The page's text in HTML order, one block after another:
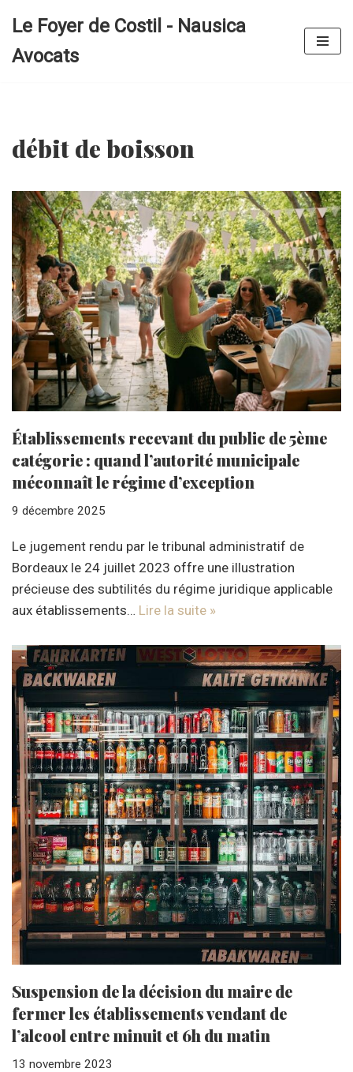
au
Le Foyer de Costil - Nausica
Avocats
débit de boisson
Établissements recevant du public de 5ème
catégorie : quand l’autorité municipale
méconnaît le régime d’exception
9 décembre 2025
Le jugement rendu par le tribunal administratif de
Bordeaux le 24 juillet 2023 offre une illustration
précieuse des subtilités du régime juridique applicable
aux établissements… Lire la suite »
Suspension de la décision du maire de
fermer les établissements vendant de
l’alcool entre minuit et 6h du matin
13 novembre 2023